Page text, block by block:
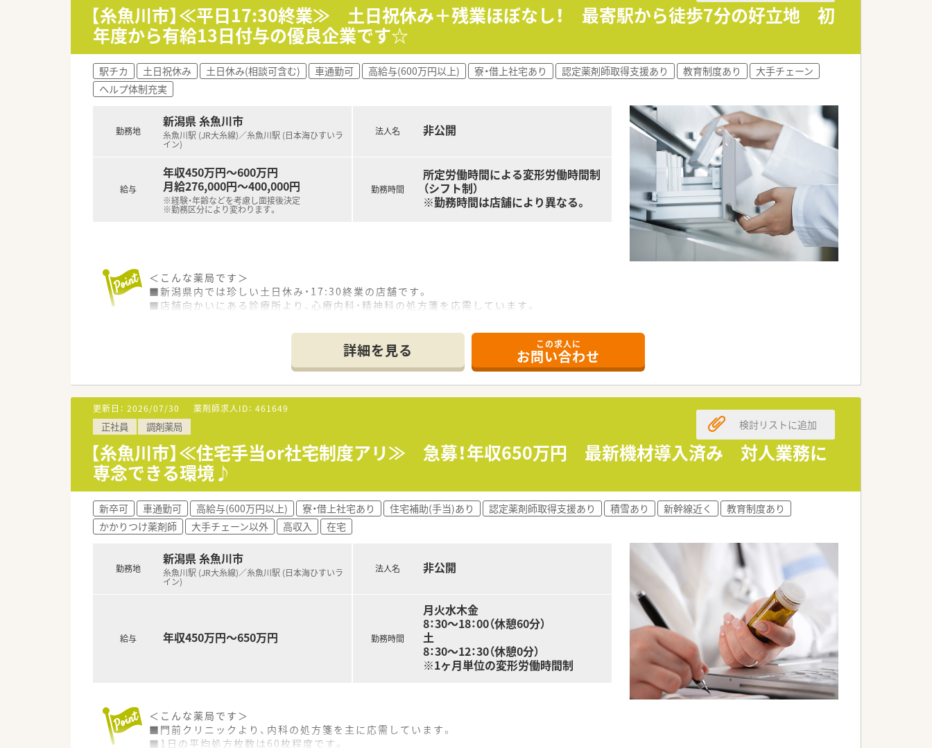
＜こんな方にオススメです＞
■ラウンダーやヘルプ勤務を通して、様々な店舗で経験を積みたい方。
■ノルマとして数字をこなすのではく、目の前の患者様と向き合って信頼関係を築いていきたい方。
■特定の科目をメインで応需することにより、専門的な知識を身に着けたい方。
＜こんな企業です＞
■クリニック門前に展開しており、ドクターとの関係性は良好です。
■残業過多にならないよう、店舗内で残業コントロールに努めています。
■かかりつけ・在宅のノルマはありません。店舗の人員状況を考えながら、無理のない運用をしています。
【糸魚川市】≪平日17:30終業≫ 土日祝休み＋残業ほぼなし！ 最寄駅から徒歩7分の好立地 初
年度から有給13日付与の優良企業です☆
駅チカ 土日祝休み 土日休み(相談可含む) 車通勤可 高給与(600万円以上) 寮・借上社宅あり 認定薬剤師取得支援あり 教育制度あり
大手チェーン
ヘルプ体制充実
勤務地
新潟県 糸魚川市
糸魚川駅 (JR大糸線)／糸魚川駅 (日本海ひすいラ
イン)
給与
年収450万円～600万円
月給276,000円～400,000円
※経験・年齢などを考慮し面接後決定
※勤務区分により変わります。
法人名 非公開
勤務時間
所定労働時間による変形労働時間制
（シフト制）
※勤務時間は店舗により異なる。
＜こんな薬局です＞
■新潟県内では珍しい土日休み・17:30終業の店舗です。
■店舗向かいにある診療所より、心療内科・精神科の処方箋を応需しています。
■糸魚川駅から徒歩7分の好立地。ほぼ一本道で通勤することができます。
■入り口にはスロープがあり、患者様が入りやすい作りになっています。
■ガラス張りの入り口と大きなガラス窓があり、外からも店内の様子が伺えます。
＜ハイレベルな研修制度でスキルUP！＞
■効率的に知識を習得できるよう、キャリアに応じて研修内容を細かく分けて実施しています。
■階層別研修・医師を招いての勉強会・新薬勉強会・e-learning・学会参加など、経験が少ない方へのサポート体制も充実。
■ハイレベルな薬剤師を育成し、最新医療体制を築いていくため、多くの臨床薬剤師教育とその実践で有名な「州立ワシントン大学薬学
部」への「海外研修」を行っています。
■韓国、台湾、タイなどアジアでの研修も毎年行っており、毎年10名程度の薬剤師が参加しています。
＜福利厚生が充実しています＞
■年間休日は120日前後あり、プライベートを重視したい方にもオススメ。
■育休・産休後の復帰率は100％！
■結婚・出産を経て長く働ける環境があり、ライフステージに沿ってしっかりしたキャリアを描けます。
■時間外手当は1分単位での支給となります。
＜こんな企業です＞
■北海道から関西地方まで約200店舗の調剤薬局を展開しています。
■安定性が高く、今後も成長を続ける企業ですので、長期的なご活躍が望めます。
詳細を見る この求人に
お問い合わせ
更新日： 2026/07/30 薬剤師求人ID： 461649
正社員 調剤薬局
【糸魚川市】≪住宅手当or社宅制度アリ≫ 急募！年収650万円 最新機材導入済み 対人業務に
専念できる環境♪
検討リストに追加
新卒可 車通勤可 高給与(600万円以上) 寮・借上社宅あり 住宅補助(手当)あり 認定薬剤師取得支援あり 積雪あり 新幹線近く
教育制度あり
かかりつけ薬剤師
大手チェーン以外 高収入 在宅
勤務地
新潟県 糸魚川市
糸魚川駅 (JR大糸線)／糸魚川駅 (日本海ひすいラ
イン)
給与 年収450万円～650万円
法人名 非公開
勤務時間
月火水木金
8：30～18：00（休憩60分）
土
8：30～12：30（休憩0分）
※1ヶ月単位の変形労働時間制
＜こんな薬局です＞
■門前クリニックより、内科の処方箋を主に応需しています。
■1日の平均処方枚数は60枚程度です。